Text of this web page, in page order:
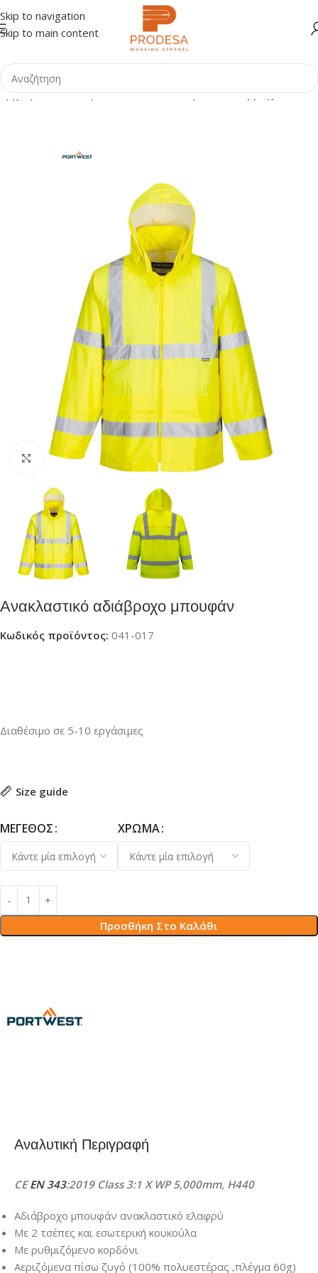
Skip to navigation
Skip to main content
Αρχική σελίδα Shop Ανακλαστικά Ενδύματα Αδιάβροχα
Click to enlarge
Ανακλαστικό αδιάβροχο μπουφάν
Κωδικός προϊόντος: 041-017
Διαθέσιμο σε 5-10 εργάσιμες
Size guide
ΜΈΓΕΘΟΣ ΧΡΏΜΑ
Προσθήκη Στο Καλάθι
Αναλυτική Περιγραφή
CEEN 343:2019 Class 3:1 X WP 5,000mm, H440
Αδιάβροχο μπουφάν ανακλαστικό ελαφρύ
Με 2 τσέπες και εσωτερική κουκούλα
Με ρυθμιζόμενο κορδόνι
Αεριζόμενα πίσω ζυγό (100% πολυεστέρας ,πλέγμα 60g)